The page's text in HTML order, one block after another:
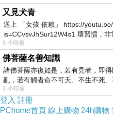
友人的女兒忽然好奇的
「阿姨，那您比較喜歡
的吧？」
那一刻
我愣了幾秒
腦海裡湧上的
是一幕幕陪著她們長大
又見犬青
送上 「女孩 依賴」 https://
is=CCvsvJhSur12W4s1 壞習慣，非
我害怕的
9 小時前
佛菩薩名善知識
諸佛菩薩亦復如是，若有見者，即
亂，若有觸者命不可夭、不生不死
受
3 小時前
登入 註冊
PChome首頁 線上購物 24h購物